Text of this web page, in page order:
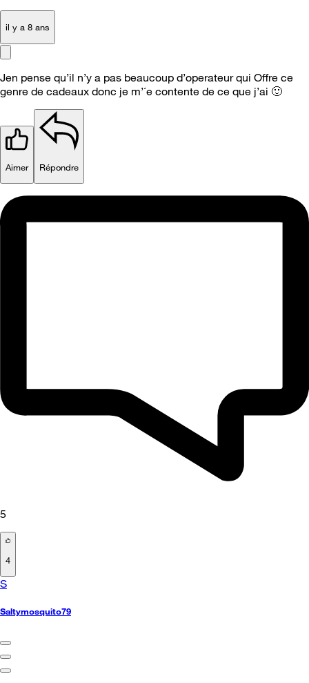
il y a 8 ans
Jen pense qu’il n’y a pas beaucoup d’operateur qui Offre ce
genre de cadeaux donc je m’´e contente de ce que j’ai 🙂
Aimer Répondre
5
4
S
Saltymosquito79